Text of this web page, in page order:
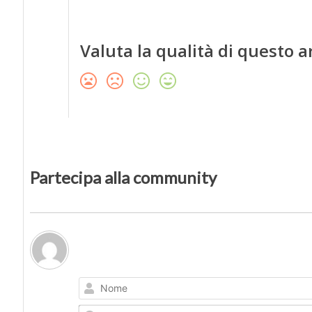
Valuta la qualità di questo
Partecipa alla community